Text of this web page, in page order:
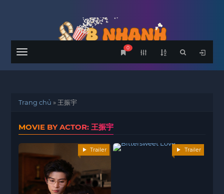
Menu
0
Trang chủ » 王振宇
MOVIE BY ACTOR: 王振宇
Trailer Trailer